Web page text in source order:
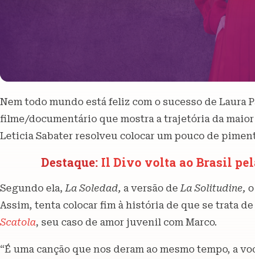
Nem todo mundo está feliz com o sucesso de Laura
filme/documentário que mostra a trajetória da
Leticia Sabater resolveu colocar um pouco de
Destaque: Il Divo volta ao Brasil
Segundo ela, La Soledad, a versão de La Solitudine,
Assim, tenta colocar fim à história de que se trata
Scatola, seu caso de amor juvenil com Marco.
“É uma canção que nos deram ao mesmo tempo, a